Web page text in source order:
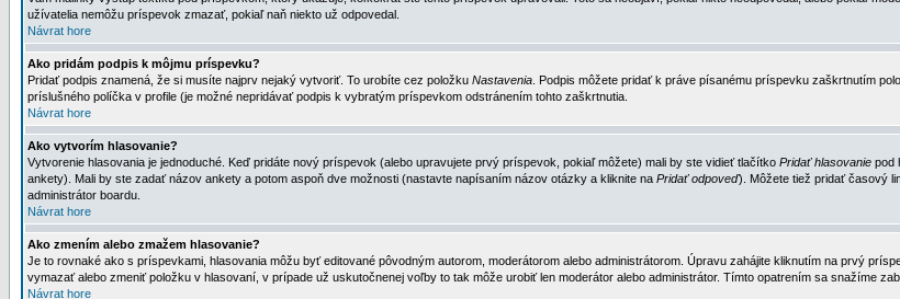
užívatelia nemôžu príspevok zmazať, pokiaľ naň niekto už odpovedal.
Návrat hore
Ako pridám podpis k môjmu príspevku?
Pridať podpis znamená, že si musíte najprv nejaký vytvoriť. To urobíte cez položku Nastavenia . Podpis môžete pridať k práve písanému príspevku zaškrtnutím
príslušného políčka v profile (je možné nepridávať podpis k vybratým príspevkom odstránením tohto zaškrtnutia.
Návrat hore
Ako vytvorím hlasovanie?
Vytvorenie hlasovania je jednoduché. Keď pridáte nový príspevok (alebo upravujete prvý príspevok, pokiaľ môžete) mali by ste vidieť tlačítko Pridať hlasovanie pod
ankety). Mali by ste zadať názov ankety a potom aspoň dve možnosti (nastavte napísaním názov otázky a kliknite na Pridať odpoveď). Môžete tiež pridať časový
administrátor boardu.
Návrat hore
Ako zmením alebo zmažem hlasovanie?
Je to rovnaké ako s príspevkami, hlasovania môžu byť editované pôvodným autorom, moderátorom alebo administrátorom. Úpravu zahájite kliknutím na prvý
vymazať alebo zmeniť položku v hlasovaní, v prípade už uskutočnenej voľby to tak môže urobiť len moderátor alebo administrátor. Tímto opatrením sa snažíme
Návrat hore